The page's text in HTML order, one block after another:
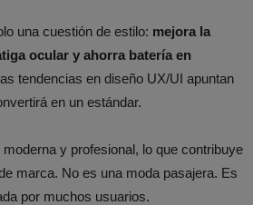
una cuestión de estilo: mejora la
ocular y ahorra batería en
tendencias en diseño UX/UI apuntan
en un estándar.
y profesional, lo que contribuye
marca. No es una moda pasajera. Es
por muchos usuarios.